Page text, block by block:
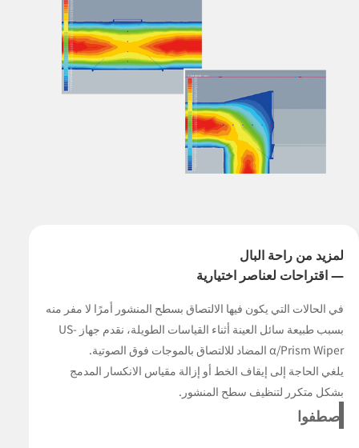
لمزيد من راحة البال
— اقتراحات لعناصر اختيارية
في الحالات التي يكون فيها الالتصاق بسطح المنشور أمرًا لا مفر منه
بسبب طبيعة سائل العينة أثناء القياسات الطويلة، نقدم جهاز US-
α/Prism Wiper المضاد للالتصاق بالموجات فوق الصوتية.
يلغي الحاجة إلى إيقاف الخط أو إزالة مقياس الانكسار المدمج
بشكل متكرر لتنظيف سطح المنشور.
اصطفوا